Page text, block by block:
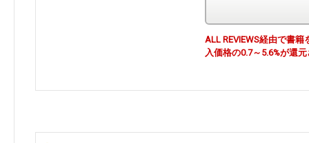
ALL REVIEWS経由で書
入価格の0.7～5.6%が還